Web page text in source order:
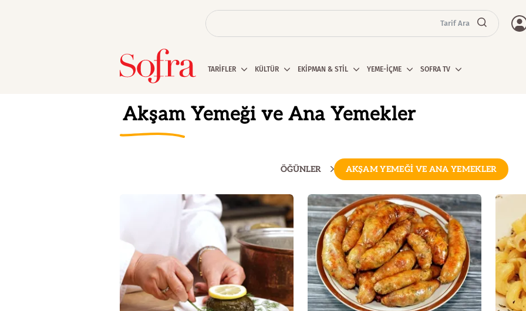
Tarif Ara
TARİFLER KÜLTÜR EKİPMAN & STİL YEME-İÇME SOFRA TV
Akşam Yemeği ve Ana Yemekler
ÖĞÜNLER AKŞAM YEMEĞİ VE ANA YEMEKLER